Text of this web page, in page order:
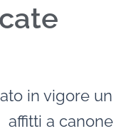
in vigore un
affitti a canone